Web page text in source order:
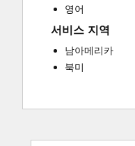
영어
서비스 지역
남아메리카
북미